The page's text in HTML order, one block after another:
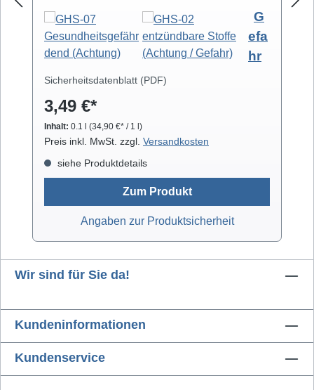
Hochreiner Isopropanol-Alkohol ( 99,8% )
eignet sich zur professionellen Säuberung
von z.B. Video- und Tonköpfen,
Laufwerkteilen, Gummirollen und optischen
arbeitet rückstandsfrei.
G
efa
hr
Sicherheitsdatenblatt (PDF)
3,49 €*
Inhalt: 0.1 l (34,90 €* / 1 l)
Preis inkl. MwSt. zzgl. Versandkosten
siehe Produktdetails
Zum Produkt
Angaben zur Produktsicherheit
Wir sind für Sie da!
Kundeninformationen
Kundenservice